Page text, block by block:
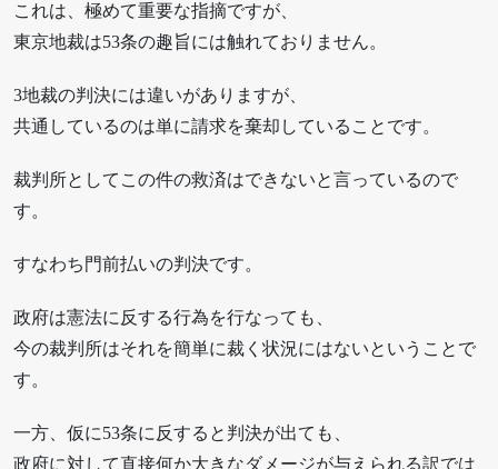
これは、極めて重要な指摘ですが、
東京地裁は53条の趣旨には触れておりません。
3地裁の判決には違いがありますが、
共通しているのは単に請求を棄却していることです。
裁判所としてこの件の救済はできないと言っているので
す。
すなわち門前払いの判決です。
政府は憲法に反する行為を行なっても、
今の裁判所はそれを簡単に裁く状況にはないということで
す。
一方、仮に53条に反すると判決が出ても、
政府に対して直接何か大きなダメージが与えられる訳では